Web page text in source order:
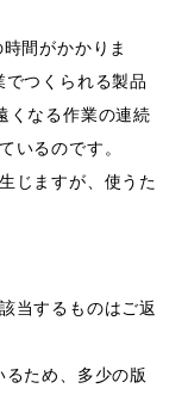
間がかかりま
つくられる製品
くなる作業の連続
いるのです。
じますが、使うた
当するものはご返
ため、多少の版